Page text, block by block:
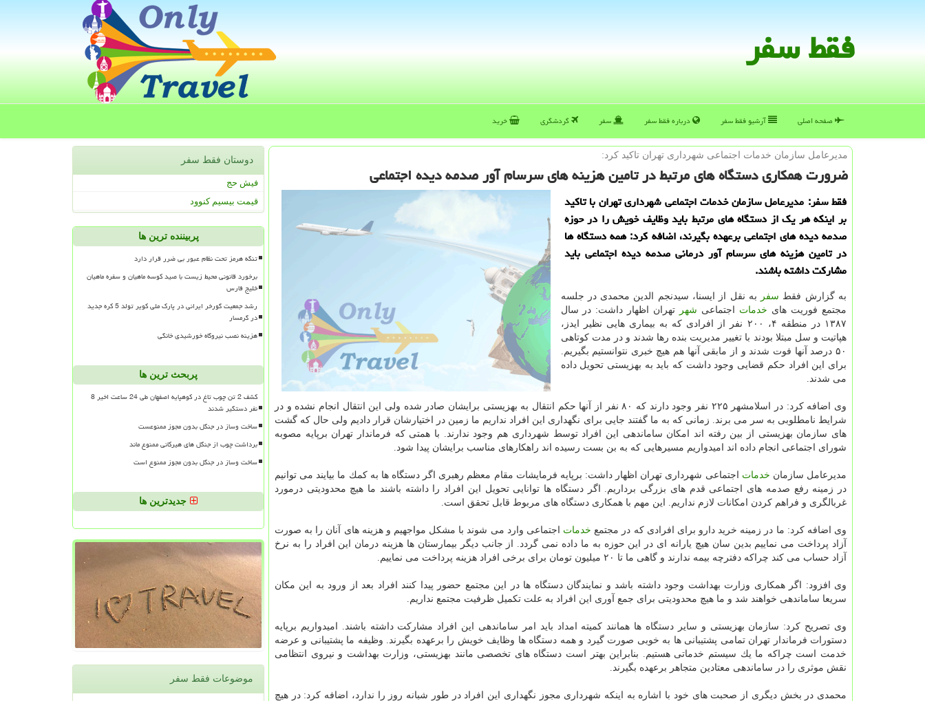
فقط سفر
صفحه اصلی آرشیو فقط سفر درباره فقط سفر سفر گردشگری خرید
مدیرعامل سازمان خدمات اجتماعی شهرداری تهران تاكید كرد:
ضرورت همكاری دستگاه های مرتبط در تامین هزینه های سرسام آور صدمه دیده اجتماعی
فقط سفر: مدیرعامل سازمان خدمات اجتماعی شهرداری تهران با تاكید
بر اینكه هر یك از دستگاه های مرتبط باید وظایف خویش را در حوزه
صدمه دیده های اجتماعی برعهده بگیرند، اضافه كرد: همه دستگاه ها
در تامین هزینه های سرسام آور درمانی صدمه دیده اجتماعی باید
مشاركت داشته باشند.
به گزارش فقط سفر
به نقل از ایسنا، سیدنجم الدین محمدی در جلسه
مجتمع فوریت های خدمات اجتماعی شهر
تهران اظهار داشت: در سال
۱۳۸۷ در منطقه ۴، ۲۰۰ نفر از افرادی كه به بیماری هایی نظیر ایدز،
هپاتیت و سل مبتلا بودند با تغییر مدیریت بنده رها شدند و در مدت كوتاهی
۵۰ درصد آنها فوت شدند و از مابقی آنها هم هیچ خبری نتوانستیم بگیریم.
برای این افراد حكم قضایی وجود داشت كه باید به بهزیستی تحویل داده
می شدند.
وی اضافه كرد: در اسلامشهر ۲۲۵ نفر وجود دارند كه ۸۰ نفر از آنها حكم انتقال به بهزیستی برایشان صادر شده ولی این انتقال انجام نشده و در
شرایط نامطلوبی به سر می برند. زمانی كه به ما گفتند جایی برای نگهداری این افراد نداریم ما زمین در اختیارشان قرار دادیم ولی حال كه گشت
های سازمان بهزیستی از بین رفته اند امكان ساماندهی این افراد توسط شهرداری هم وجود ندارند. با همتی كه فرماندار تهران برپایه مصوبه
شورای اجتماعی انجام داده اند امیدواریم مسیرهایی كه به بن بست رسیده اند راهكارهای مناسب برایشان پیدا شود.
مدیرعامل سازمان خدمات اجتماعی شهرداری تهران اظهار داشت: برپایه فرمایشات مقام معظم رهبری اگر دستگاه ها به كمك ما بیایند می توانیم
در زمینه رفع صدمه های اجتماعی قدم های بزرگی برداریم. اگر دستگاه ها توانایی تحویل این افراد را داشته باشند ما هیچ محدودیتی درمورد
غربالگری و فراهم كردن امكانات لازم نداریم. این مهم با همكاری دستگاه های مربوط قابل تحقق است.
وی اضافه كرد: ما در زمینه خرید دارو برای افرادی كه در مجتمع خدمات اجتماعی وارد می شوند با مشكل مواجهیم و هزینه های آنان را به صورت
آزاد پرداخت می نماییم بدین سان هیچ یارانه ای در این حوزه به ما داده نمی گردد. از جانب دیگر بیمارستان ها هزینه درمان این افراد را به نرخ
آزاد حساب می كند چراكه دفترچه بیمه ندارند و گاهی ما تا ۲۰ میلیون تومان برای برخی افراد هزینه پرداخت می نماییم.
وی افزود: اگر همكاری وزارت بهداشت وجود داشته باشد و نمایندگان دستگاه ها در این مجتمع حضور پیدا كنند افراد بعد از ورود به این مكان
سریعا ساماندهی خواهند شد و ما هیچ محدودیتی برای جمع آوری این افراد به علت تكمیل ظرفیت مجتمع نداریم.
وی تصریح كرد: سازمان بهزیستی و سایر دستگاه ها همانند كمیته امداد باید امر ساماندهی این افراد مشاركت داشته باشند. امیدواریم برپایه
دستورات فرماندار تهران تمامی پشتیبانی ها به خوبی صورت گیرد و همه دستگاه ها وظایف خویش را برعهده بگیرند. وظیفه ما پشتیبانی و عرضه
خدمت است چراكه ما یك سیستم خدماتی هستیم. بنابراین بهتر است دستگاه های تخصصی مانند بهزیستی، وزارت بهداشت و نیروی انتظامی
نقش موثری را در ساماندهی معتادین متجاهر برعهده بگیرند.
محمدی در بخش دیگری از صحبت های خود با اشاره به اینكه شهرداری مجوز نگهداری این افراد در طور شبانه روز را ندارد، اضافه كرد: در هیچ
دوستان فقط سفر
فیش حج
قیمت بیسیم کنوود
پربیننده ترین ها
تنگه هرمز تحت نظام عبور بی ضرر قرار دارد
برخورد قانونی محیط زیست با صید کوسه ماهیان و سفره ماهیان
خلیج فارس
رشد جمعیت گورخر ایرانی در پارک ملی کویر تولد 5 کره جدید
در گرمسار
هزینه نصب نیروگاه خورشیدی خانگی
پربحث ترین ها
کشف 2 تن چوب تاغ در کوهپایه اصفهان طی 24 ساعت اخیر 8
نفر دستگیر شدند
ساخت وساز در جنگل بدون مجوز ممنوعست
برداشت چوب از جنگل های هیرکانی ممنوع ماند
ساخت وساز در جنگل بدون مجوز ممنوع است
جدیدترین ها
موضوعات فقط سفر